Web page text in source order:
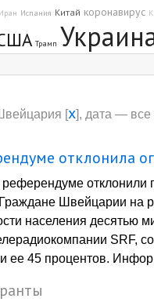
Иран Испания Китай коронавирус
Трамп
[x], дата — все
отклонила
отклонили
Швейцарии на
населения десятью
SRF,
ее 45 процентов.